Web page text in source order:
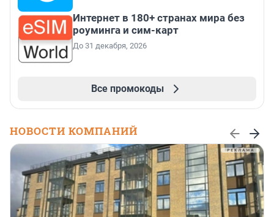
Интернет в 180+ странах мира без
роуминга и сим-карт
До 31 декабря, 2026
Все промокоды
НОВОСТИ КОМПАНИЙ